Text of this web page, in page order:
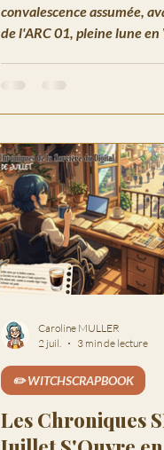
convalescence assumée,
de l'ARC 01, pleine lune en
Les Chroniques
✏️ WITCHSCRAPBOOK
Caroline MULLER
2 juil.
3 min de lecture